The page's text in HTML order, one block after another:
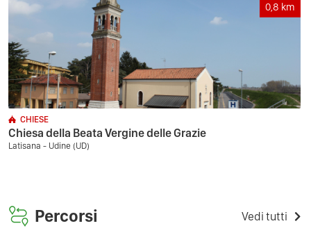
0,8 km
CHIESE
Chiesa della Beata Vergine delle Grazie
Latisana - Udine (UD)
Percorsi Vedi tutti